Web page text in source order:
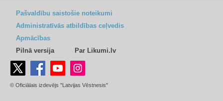
Pašvaldību saistošie noteikumi
Administratīvās atbildības ceļvedis
Apmācības
Pilnā versija
Par Likumi.lv
© Oficiālais izdevējs "Latvijas Vēstnesis"